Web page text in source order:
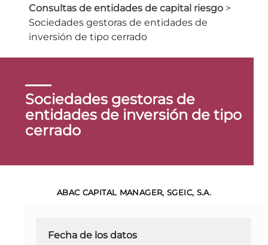
Consultas de entidades de capital riesgo >
Sociedades gestoras de entidades de
inversión de tipo cerrado
Sociedades gestoras de
entidades de inversión de tipo
cerrado
ABAC CAPITAL MANAGER, SGEIC, S.A.
Fecha de los datos